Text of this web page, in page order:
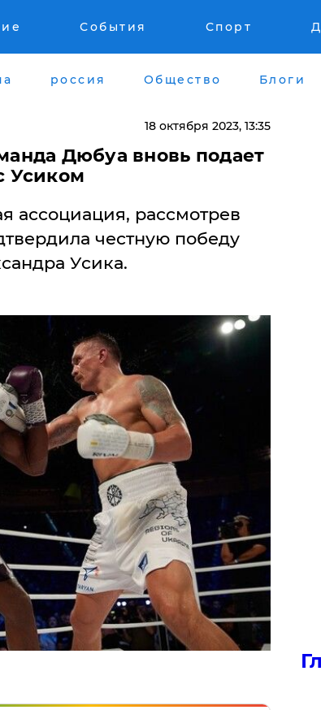
События Спорт
россия Общество Блоги
18 октября 2023, 13:35
Дюбуа вновь подает
Усиком
ассоциация, рассмотрев
честную победу
Усика.